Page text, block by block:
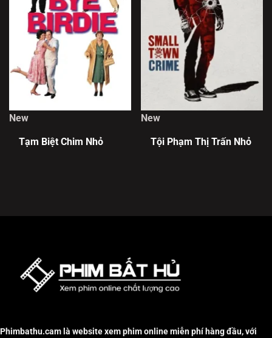
New
Tạm Biệt Chim Nhỏ
New
Tội Phạm Thị Trấn Nhỏ
Phimbathu.cam là website xem phim online miễn phí hàng đầu, với